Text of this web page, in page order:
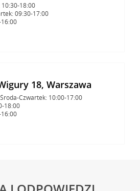
10:30-18:00
09:30-17:00
18, Warszawa
Czwartek: 10:00-17:00
18:00